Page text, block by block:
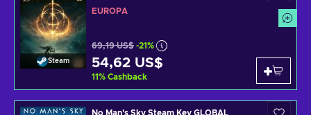
Steam
EUROPA
69,19 US$ -21%
54,62 US$
11% Cashback
No Man's Sky Steam Key GLOBAL